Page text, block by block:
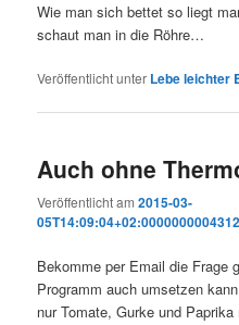
Wie man sich bettet so liegt
schaut man in die Röhre…
Veröffentlicht unter Lebe leichter
Auch ohne
Veröffentlicht am2015-03-
Bekomme per Email die Frage
Programm auch umsetzen
nur Tomate, Gurke und Paprika